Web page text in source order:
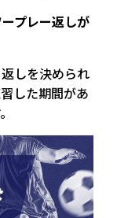
プレー返しが
しを決められ
した期間があ